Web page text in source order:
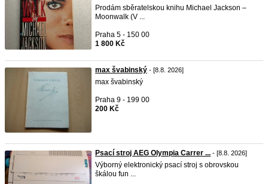
Prodám sběratelskou knihu Michael Jackson –
Moonwalk (V ...
Praha 5 - 150 00
1 800 Kč
max švabinský - [8.8. 2026]
max švabinský
Praha 9 - 199 00
200 Kč
Psací stroj AEG Olympia Carrer ... - [8.8. 2026]
Výborný elektronický psací stroj s obrovskou
škálou fun ...